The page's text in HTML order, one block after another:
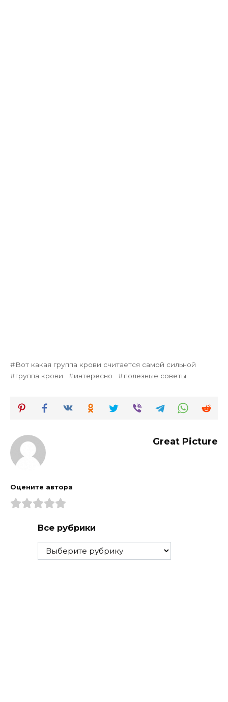
Вот какая группа крови считается самой сильной
группа крови
интересно полезные советы.
Great Picture
Оцените автора
Все рубрики
Все
рубрики